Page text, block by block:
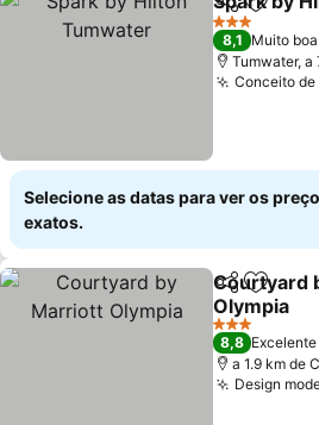
Partilhar
3 Estrelas
8,1 Muito boa
Tumwater, a
Conceito de
Selecione as datas para ver os
exatos.
Partilhar
Courtyard
Olympia
3 Estrelas
8,8 Excelente
a 1.9 km de
Design